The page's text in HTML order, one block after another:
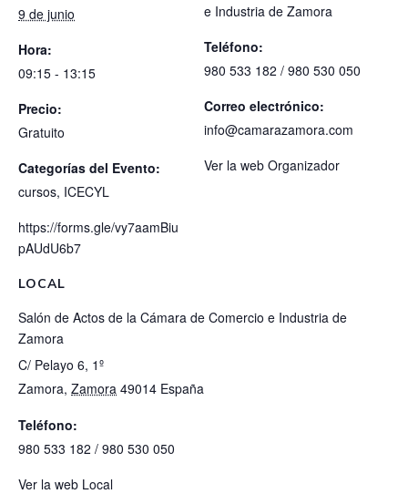
9 de junio
Hora:
09:15 - 13:15
Precio:
Gratuito
Categorías del Evento:
cursos, ICECYL
https://forms.gle/vy7aamBiu
pAUdU6b7
LOCAL
Salón de Actos de la Cámara de Comercio e Industria de
Zamora
C/ Pelayo 6, 1º
Zamora, Zamora 49014 España
Teléfono:
980 533 182 / 980 530 050
Ver la web Local
e Industria de Zamora
Teléfono:
980 533 182 / 980 530 050
Correo electrónico:
info@camarazamora.com
Ver la web Organizador